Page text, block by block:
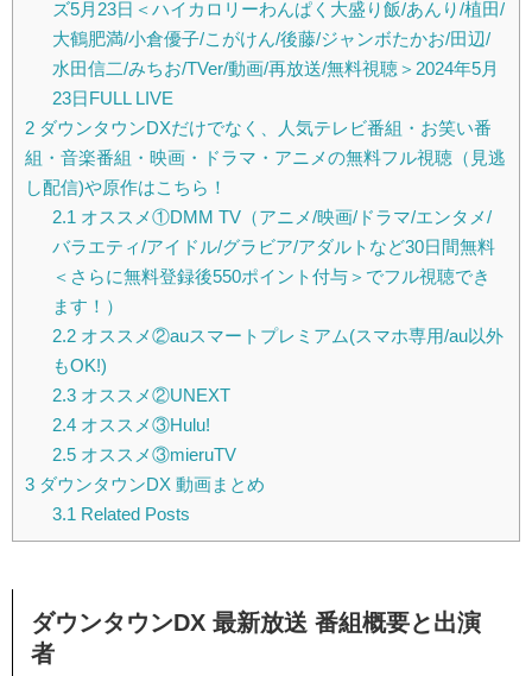
ズ5月23日＜ハイカロリーわんぱく大盛り飯/あんり/植田/
大鶴肥満/小倉優子/こがけん/後藤/ジャンボたかお/田辺/
水田信二/みちお/TVer/動画/再放送/無料視聴＞2024年5月
23日FULL LIVE
2 ダウンタウンDXだけでなく、人気テレビ番組・お笑い番
組・音楽番組・映画・ドラマ・アニメの無料フル視聴（見逃
し配信)や原作はこちら！
2.1 オススメ①DMM TV（アニメ/映画/ドラマ/エンタメ/
バラエティ/アイドル/グラビア/アダルトなど30日間無料
＜さらに無料登録後550ポイント付与＞でフル視聴でき
ます！）
2.2オススメ②auスマートプレミアム(スマホ専用/au以外
もOK!)
2.3オススメ②UNEXT
2.4オススメ③Hulu!
2.5オススメ③mieruTV
3 ダウンタウンDX 動画まとめ
3.1 Related Posts
ダウンタウンDX 最新放送 番組概要と出演
者